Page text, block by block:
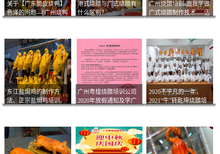
关于【广东脆皮烧鸭】
色泽的问题---[广州烧鸭
港式烧腊与广式烧腊有
什么区别？
广州烧腊培训-跟我学做
广式烧腊制作技术----话
东江盐焗鸡的制作方
法、正宗盐焗鸡培训、
广州粤煌烧腊培训公司
2020年放假通知及学广
2020不平凡的一年，
2021“牛”转乾坤烧腊培